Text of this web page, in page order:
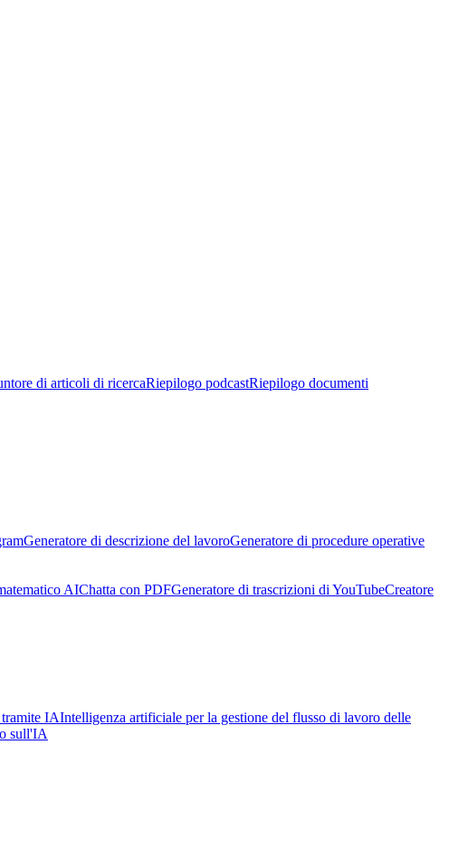
di articoli di ricercaRiepilogo podcastRiepilogo documenti
Generatore di descrizione del lavoroGeneratore di procedure operative
AIChatta con PDFGeneratore di trascrizioni di YouTubeCreatore
IAIntelligenza artificiale per la gestione del flusso di lavoro delle
sull'IA